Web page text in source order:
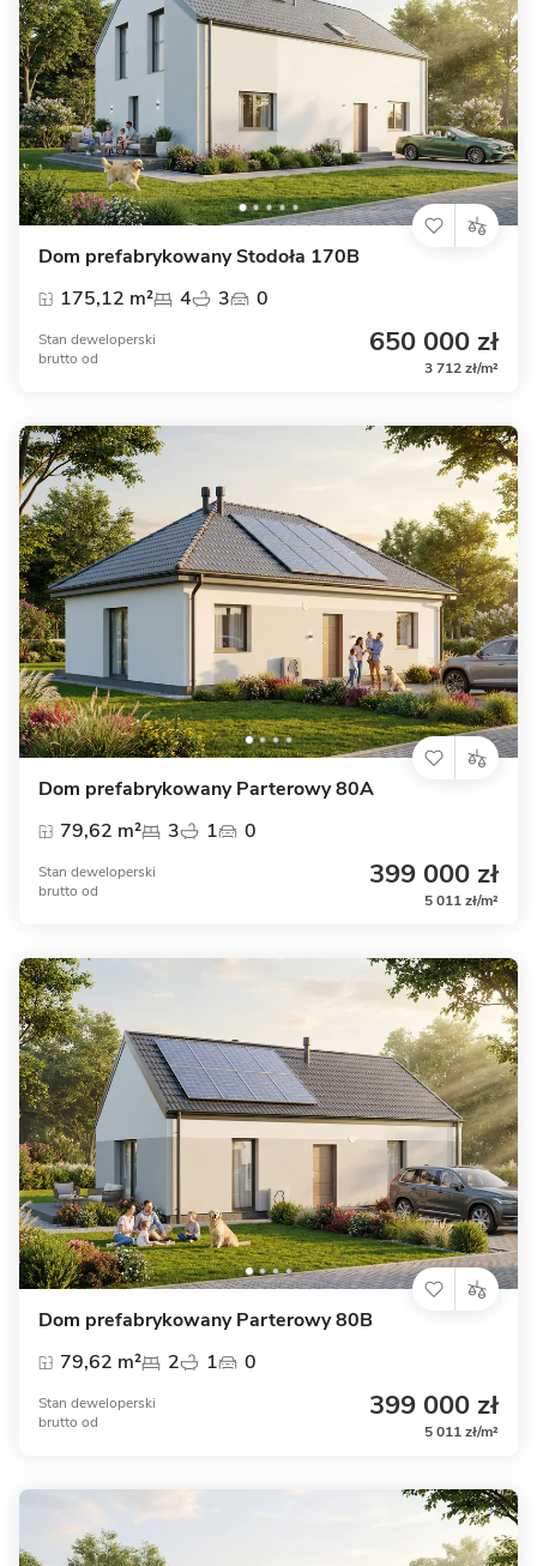
Dom prefabrykowany Stodoła 170B
175,12 m²
4 3 0
Stan deweloperski
brutto od 650 000 zł
3 712 zł/m²
Dom prefabrykowany Parterowy 80A
79,62 m²
3 1 0
Stan deweloperski
brutto od 399 000 zł
5 011 zł/m²
Dom prefabrykowany Parterowy 80B
79,62 m²
2 1 0
Stan deweloperski
brutto od 399 000 zł
5 011 zł/m²